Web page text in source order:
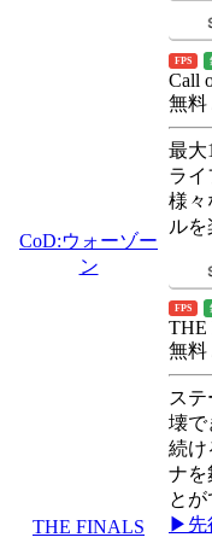
CoD:ウォーゾー
ン
FPS
Call
無料
最大
ラ
様々
ルを
THE FINALS
FPS
THE
無料
ス
壊で
続け
ナを
とが
▶先